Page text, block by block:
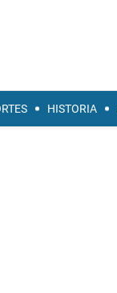
HISTORIA